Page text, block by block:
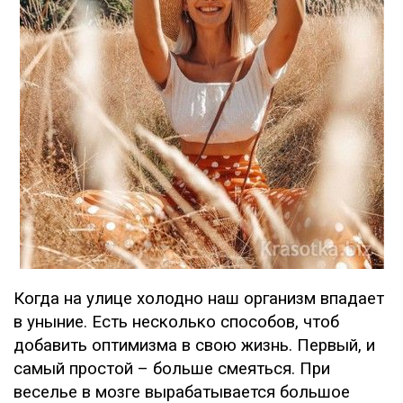
Когда на улице холодно наш организм впадает
в уныние. Есть несколько способов, чтоб
добавить оптимизма в свою жизнь. Первый, и
самый простой – больше смеяться. При
веселье в мозге вырабатывается большое